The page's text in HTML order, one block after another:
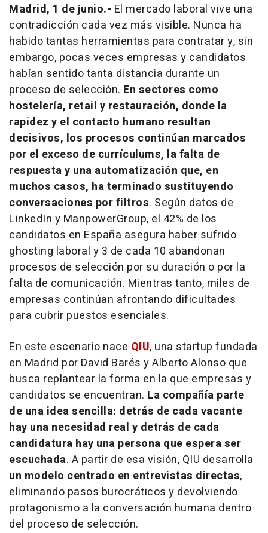
Madrid, 1 de junio.- El mercado laboral vive una
contradicción cada vez más visible. Nunca ha
habido tantas herramientas para contratar y, sin
embargo, pocas veces empresas y candidatos
habían sentido tanta distancia durante un
proceso de selección. En sectores como
hostelería, retail y restauración, donde la
rapidez y el contacto humano resultan
decisivos, los procesos continúan marcados
por el exceso de currículums, la falta de
respuesta y una automatización que, en
muchos casos, ha terminado sustituyendo
conversaciones por filtros. Según datos de
LinkedIn y ManpowerGroup, el 42% de los
candidatos en España asegura haber sufrido
ghosting laboral y 3 de cada 10 abandonan
procesos de selección por su duración o por la
falta de comunicación. Mientras tanto, miles de
empresas continúan afrontando dificultades
para cubrir puestos esenciales.
En este escenario nace QIU, una startup fundada
en Madrid por David Barés y Alberto Alonso que
busca replantear la forma en la que empresas y
candidatos se encuentran. La compañía parte
de una idea sencilla: detrás de cada vacante
hay una necesidad real y detrás de cada
candidatura hay una persona que espera ser
escuchada. A partir de esa visión, QIU desarrolla
un modelo centrado en entrevistas directas,
eliminando pasos burocráticos y devolviendo
protagonismo a la conversación humana dentro
del proceso de selección.